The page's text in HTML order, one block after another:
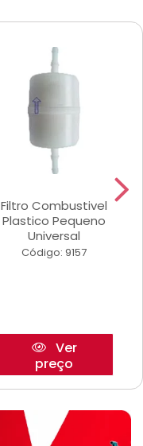
Filtro Combustivel
Plastico Pequeno
Universal
Código: 9157
Ver
preço